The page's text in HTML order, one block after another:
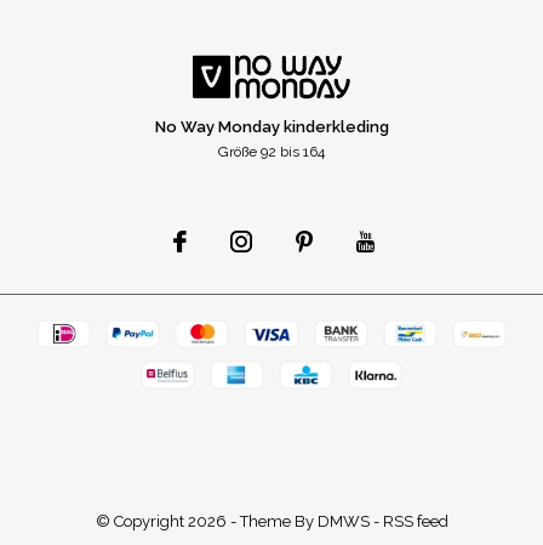
No Way Monday kinderkleding
Größe 92 bis 164
© Copyright 2026 - Theme By DMWS- RSS feed